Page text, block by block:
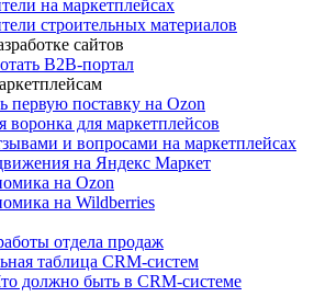
на маркетплейсах
строительных материалов
сайтов
B2B-портал
первую поставку на Ozon
воронка для маркетплейсов
и вопросами на маркетплейсах
на Яндекс Маркет
на Ozon
на Wildberries
отдела продаж
таблица CRM-систем
должно быть в CRM-системе